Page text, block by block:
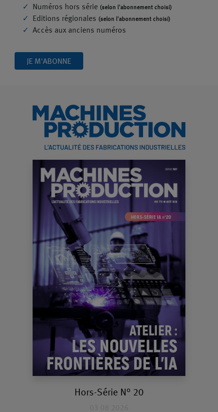
Numéros hors série (selon l'abonnement choisi)
Editions régionales (selon l'abonnement choisi)
Accès aux anciens numéros
JE M'ABONNE
Hors-Série N° 20